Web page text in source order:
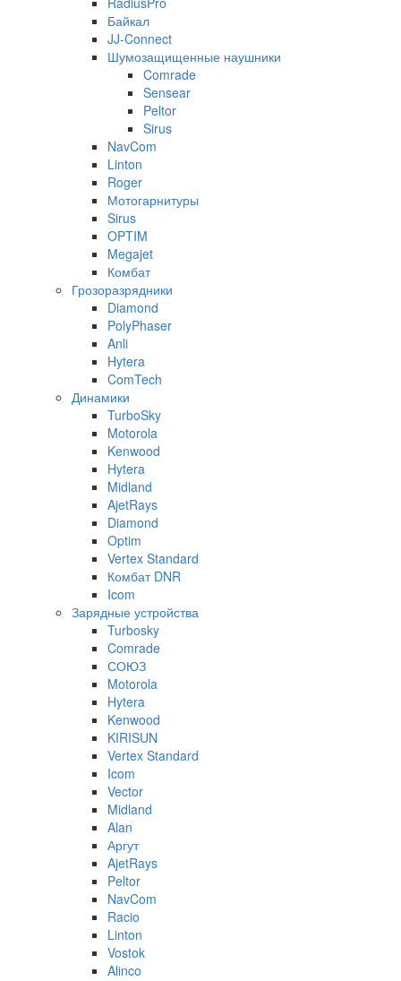
Байкал
JJ-Connect
Шумозащищенные наушники
Comrade
Sensear
Peltor
Sirus
NavCom
Linton
Roger
Мотогарнитуры
Sirus
OPTIM
Megajet
Комбат
Грозоразрядники
Diamond
PolyPhaser
Anli
Hytera
ComTech
Динамики
TurboSky
Motorola
Kenwood
Hytera
Midland
AjetRays
Diamond
Optim
Vertex Standard
Комбат DNR
Icom
Зарядные устройства
Turbosky
Comrade
СОЮЗ
Motorola
Hytera
Kenwood
KIRISUN
Vertex Standard
Icom
Vector
Midland
Alan
Аргут
AjetRays
Peltor
NavCom
Racio
Linton
Vostok
Alinco